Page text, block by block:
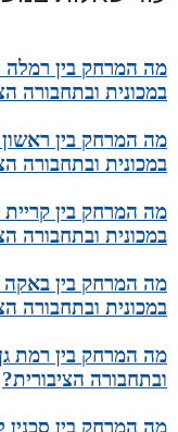
מה המרחק בין רמלה
במכונית ובתחבורה
מה המרחק בין ראשון
במכונית ובתחבורה
מה המרחק בין
במכונית ובתחבורה
מה המרחק בין באקה
במכונית ובתחבורה
מה המרחק בין רמת
ובתחבורה הציבורית?
מה המרחק בין סכנין